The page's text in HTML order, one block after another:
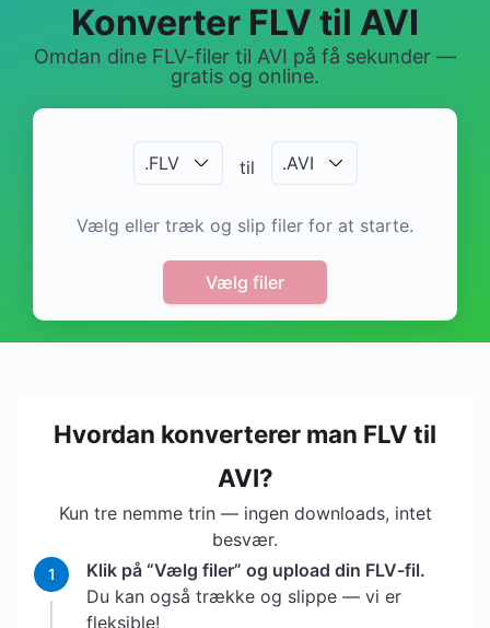
Konverter FLV til AVI
Omdan dine FLV-filer til AVI på få sekunder —
gratis og online.
.FLV til .AVI
Vælg eller træk og slip filer for at starte.
Vælg filer
Hvordan konverterer man FLV til
AVI?
Kun tre nemme trin — ingen downloads, intet
besvær.
1
Klik på “Vælg filer” og upload din FLV-fil.
Du kan også trække og slippe — vi er
fleksible!